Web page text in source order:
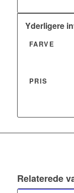
Yderligere
FARVE
PRIS
Relaterede